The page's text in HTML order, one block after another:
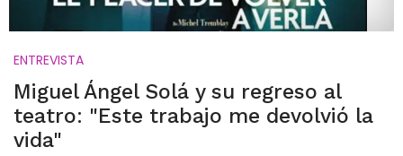
ENTREVISTA
Miguel Ángel Solá y su regreso al
teatro: "Este trabajo me devolvió la
vida"